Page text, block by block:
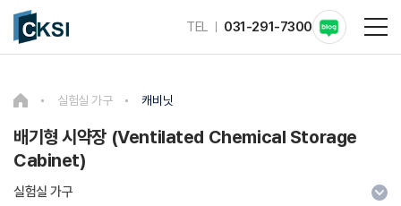
TEL 031-291-7300
실험실 가구 캐비닛
배기형 시약장 (Ventilated Chemical Storage
Cabinet)
실험실 가구